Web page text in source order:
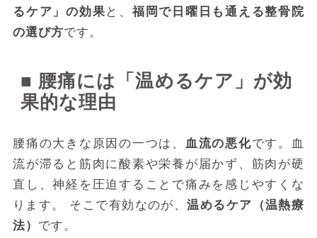
るケア」の効果 と、 福岡で日曜日も通える整骨院
の選び方です。
■ 腰痛には「温めるケア」が効
果的な理由
腰痛の大きな原因の一つは、 血流の悪化です。血
流が滞ると筋肉に酸素や栄養が届かず、筋肉が硬
直し、神経を圧迫することで痛みを感じやすくな
ります。 そこで有効なのが、温めるケア（温熱療
法） です。